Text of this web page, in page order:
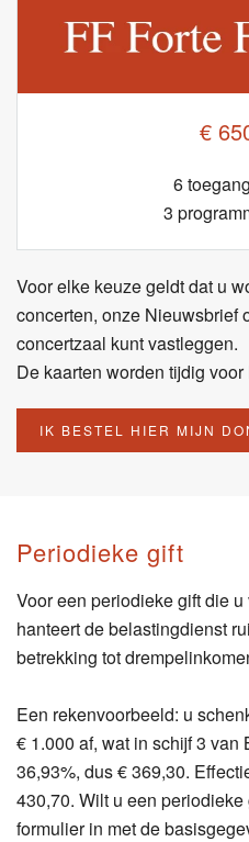
€
6
3
Voor elke keuze geldt dat u
concerten, onze Nieuwsbrief
concertzaal kunt vastleggen.
De kaarten worden tijdig
IK BESTEL HIER MIJN
Periodieke gift
Voor een periodieke gift die
hanteert de belastingdienst
betrekking tot
Een rekenvoorbeeld: u
€ 1.000 af, wat in schijf 3 van
36,93%, dus € 369,30.
430,70. Wilt u een
formulier in met de